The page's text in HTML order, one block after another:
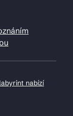
nabízí